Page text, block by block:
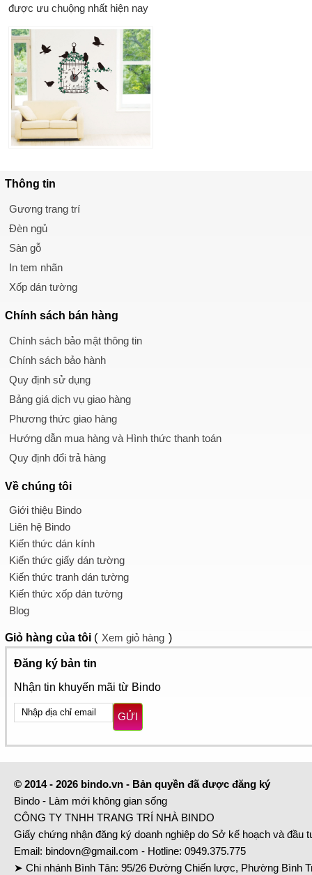
được ưu chuộng nhất hiện nay
Thông tin
Gương trang trí
Đèn ngủ
Sàn gỗ
In tem nhãn
Xốp dán tường
Chính sách bán hàng
Chính sách bảo mật thông tin
Chính sách bảo hành
Quy định sử dụng
Bảng giá dịch vụ giao hàng
Phương thức giao hàng
Hướng dẫn mua hàng và Hình thức thanh toán
Quy định đổi trả hàng
Về chúng tôi
Giới thiệu Bindo
Liên hệ Bindo
Kiến thức dán kính
Kiến thức giấy dán tường
Kiến thức tranh dán tường
Kiến thức xốp dán tường
Blog
Giỏ hàng của tôi ( Xem giỏ hàng )
Đăng ký bản tin
Nhận tin khuyến mãi từ Bindo
GỬI
© 2014 - 2026 bindo.vn - Bản quyền đã được đăng ký
Bindo - Làm mới không gian sống
CÔNG TY TNHH TRANG TRÍ NHÀ BINDO
Giấy chứng nhận đăng ký doanh nghiệp do Sở kế hoạch và đầu
Email: bindovn@gmail.com - Hotline: 0949.375.775
➤ Chi nhánh Bình Tân: 95/26 Đường Chiến lược, Phường Bình